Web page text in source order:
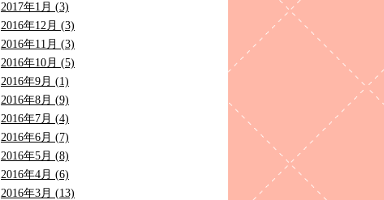
2017年1月 (3)
2016年12月 (3)
2016年11月 (3)
2016年10月 (5)
2016年9月 (1)
2016年8月 (9)
2016年7月 (4)
2016年6月 (7)
2016年5月 (8)
2016年4月 (6)
2016年3月 (13)